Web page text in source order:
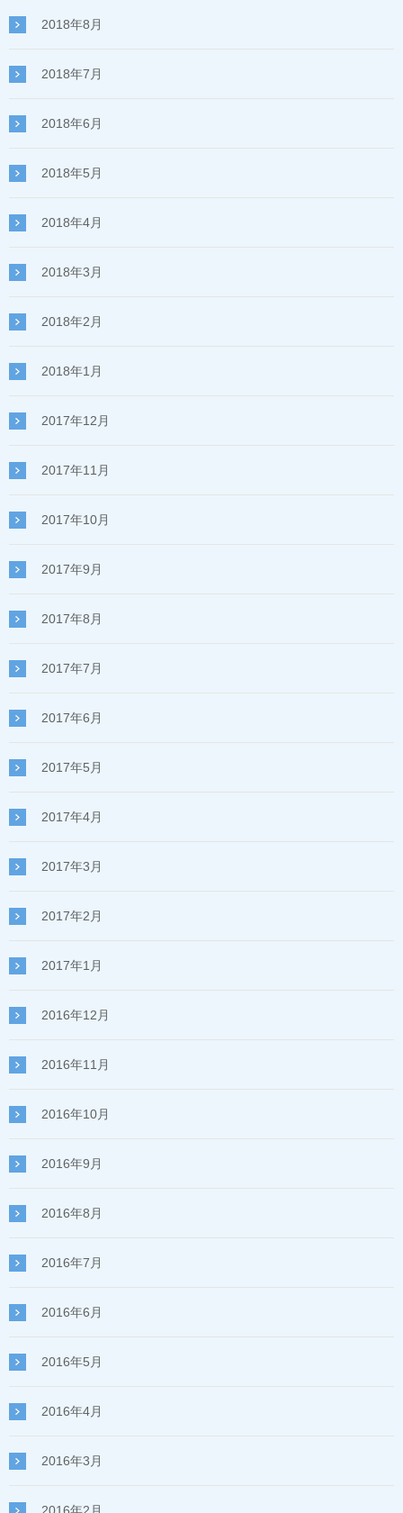
2018年8月
2018年7月
2018年6月
2018年5月
2018年4月
2018年3月
2018年2月
2018年1月
2017年12月
2017年11月
2017年10月
2017年9月
2017年8月
2017年7月
2017年6月
2017年5月
2017年4月
2017年3月
2017年2月
2017年1月
2016年12月
2016年11月
2016年10月
2016年9月
2016年8月
2016年7月
2016年6月
2016年5月
2016年4月
2016年3月